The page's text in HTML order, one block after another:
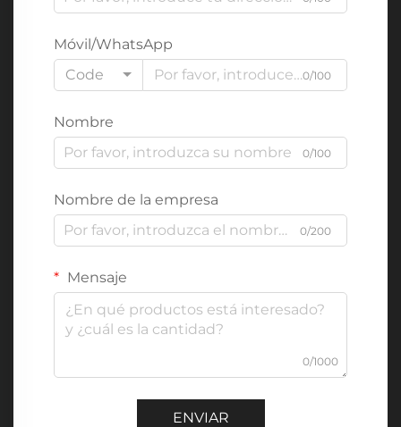
Móvil/WhatsApp
Code
0/100
Nombre
0/100
Nombre de la empresa
0/200
Mensaje
0/1000
ENVIAR